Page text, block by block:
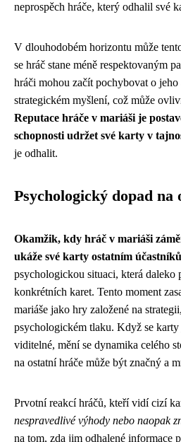
neprospěch hráče, který odhalil své
V dlouhodobém horizontu může
se hráč stane méně respektovaným
hráči mohou začít pochybovat o jeho
strategickém myšlení, což může
Reputace hráče v mariáši je
schopnosti udržet své karty v
je odhalit.
Psychologický dopad na
Okamžik, kdy hráč v mariáši
ukáže své karty ostatním
psychologickou situaci, která daleko
konkrétních karet. Tento moment
mariáše jako hry založené na
psychologickém tlaku. Když se karty
viditelné, mění se dynamika celého
na ostatní hráče může být značný a
Prvotní reakcí hráčů, kteří vidí cizí
nespravedlivé výhody nebo naopak
na tom, zda jim odhalené informace